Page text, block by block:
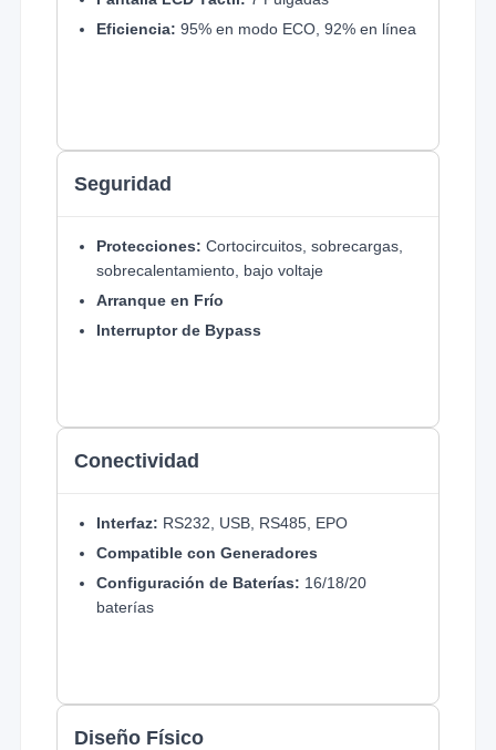
Eficiencia: 95% en modo ECO, 92% en línea
Seguridad
Protecciones: Cortocircuitos, sobrecargas,
sobrecalentamiento, bajo voltaje
Arranque en Frío
Interruptor de Bypass
Conectividad
Interfaz: RS232, USB, RS485, EPO
Compatible con Generadores
Configuración de Baterías: 16/18/20
baterías
Diseño Físico